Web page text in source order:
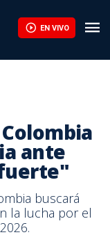
EN VIVO
ante
buscará
la lucha por el